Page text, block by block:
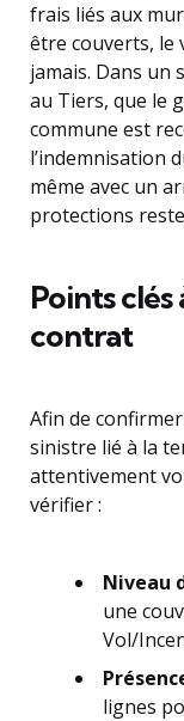
frais liés aux
être couverts, le
jamais. Dans un
au Tiers, que le
commune est
l’indemnisation
même avec un
protections
Points
contrat
Afin de
sinistre lié à la
attentivement
vérifier :
Niveau
une
Vol/
lignes